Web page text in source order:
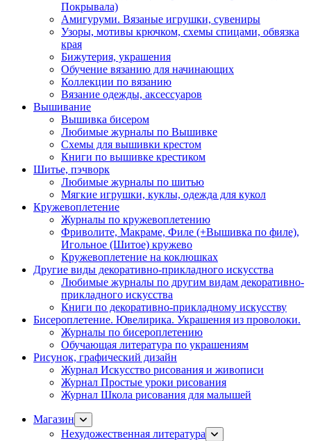
Покрывала)
Амигуруми. Вязаные игрушки, сувениры
Узоры, мотивы крючком, схемы спицами, обвязка
края
Бижутерия, украшения
Обучение вязанию для начинающих
Коллекции по вязанию
Вязание одежды, аксессуаров
Вышивание
Вышивка бисером
Любимые журналы по Вышивке
Схемы для вышивки крестом
Книги по вышивке крестиком
Шитье, пэчворк
Любимые журналы по шитью
Мягкие игрушки, куклы, одежда для кукол
Кружевоплетение
Журналы по кружевоплетению
Фриволите, Макраме, Филе (+Вышивка по филе),
Игольное (Шитое) кружево
Кружевоплетение на коклюшках
Другие виды декоративно-прикладного искусства
Любимые журналы по другим видам декоративно-
прикладного искусства
Книги по декоративно-прикладному искусству
Бисероплетение. Ювелирика. Украшения из проволоки.
Журналы по бисероплетению
Обучающая литература по украшениям
Рисунок, графический дизайн
Журнал Искусство рисования и живописи
Журнал Простые уроки рисования
Журнал Школа рисования для малышей
Магазин
Нехудожественная литература